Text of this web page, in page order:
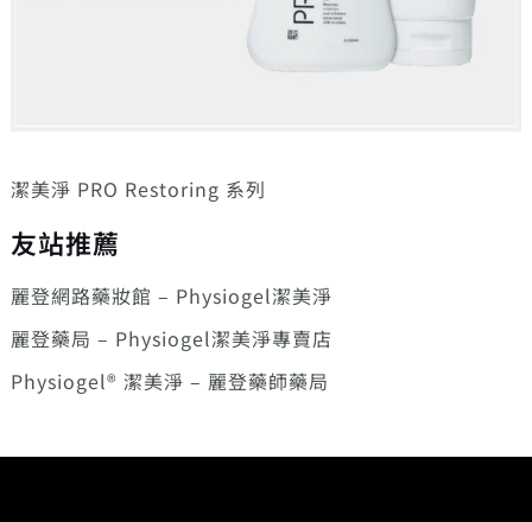
潔美淨 PRO Restoring 系列
友站推薦
麗登網路藥妝館 – Physiogel潔美淨
麗登藥局 – Physiogel潔美淨專賣店
Physiogel® 潔美淨 – 麗登藥師藥局